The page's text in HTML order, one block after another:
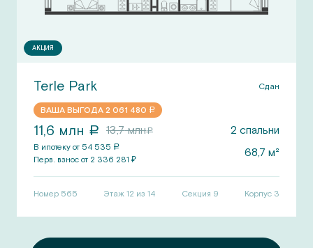
АКЦИЯ
Terle Park Сдан
ВАША ВЫГОДА 2 061 480 a
11,6 млн a 13,7млнa 2 спальни
В ипотеку от 54 535 a
Перв. взнос от 2 336 281 ₽ 68,7 м²
Номер 565 Этаж 12 из 14 Секция 9 Корпус 3